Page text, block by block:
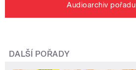
Audioarchiv pořadu
DALŠÍ POŘADY